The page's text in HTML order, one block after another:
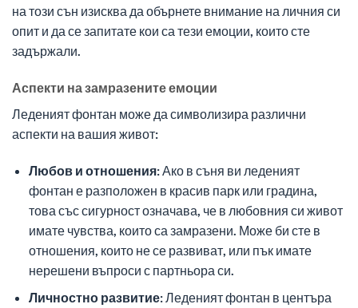
на този сън изисква да обърнете внимание на личния си
опит и да се запитате кои са тези емоции, които сте
задържали.
Аспекти на замразените емоции
Леденият фонтан може да символизира различни
аспекти на вашия живот:
Любов и отношения:Ако в съня ви леденият
фонтан е разположен в красив парк или градина,
това със сигурност означава, че в любовния си живот
имате чувства, които са замразени. Може би сте в
отношения, които не се развиват, или пък имате
нерешени въпроси с партньора си.
Личностно развитие:Леденият фонтан в центъра